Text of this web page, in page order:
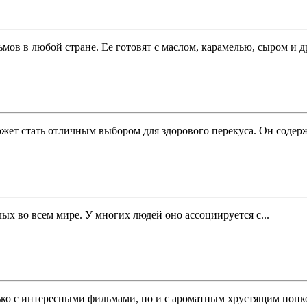
в любой стране. Ее готовят с маслом, карамелью, сыром и
стать отличным выбором для здорового перекуса. Он
во всем мире. У многих людей оно ассоциируется с...
с интересными фильмами, но и с ароматным хрустящим